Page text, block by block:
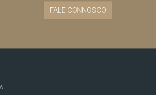
FALE CONNOSCO